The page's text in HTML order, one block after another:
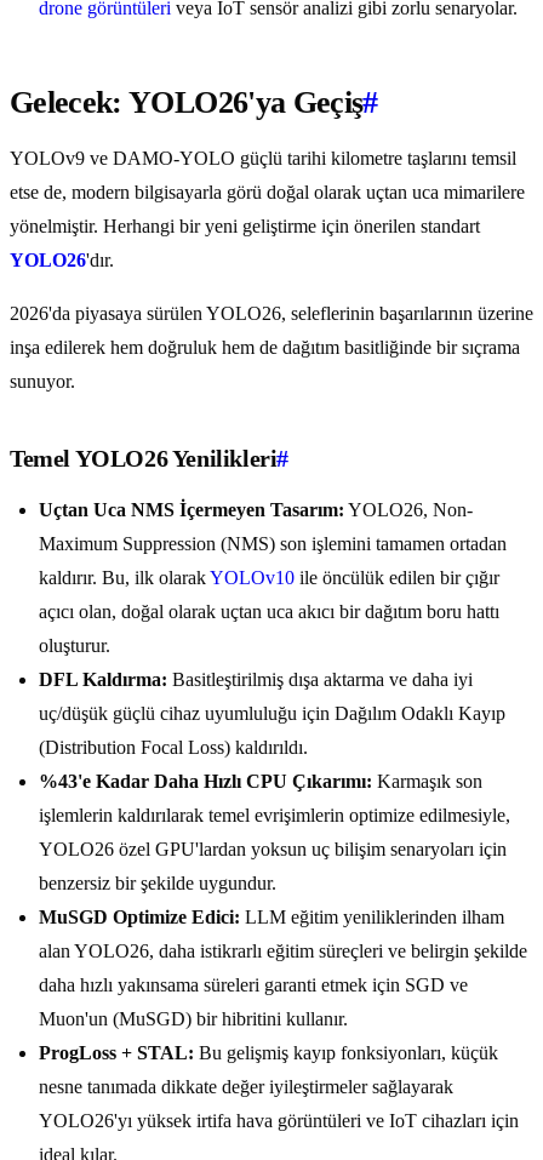
drone görüntüleri veya IoT sensör analizi gibi zorlu senaryolar.
Gelecek: YOLO26'ya Geçiş#
YOLOv9 ve DAMO-YOLO güçlü tarihi kilometre taşlarını temsil
etse de, modern bilgisayarla görü doğal olarak uçtan uca mimarilere
yönelmiştir. Herhangi bir yeni geliştirme için önerilen standart
YOLO26'dır.
2026'da piyasaya sürülen YOLO26, seleflerinin başarılarının üzerine
inşa edilerek hem doğruluk hem de dağıtım basitliğinde bir sıçrama
sunuyor.
Temel YOLO26 Yenilikleri#
Uçtan Uca NMS İçermeyen Tasarım: YOLO26, Non-
Maximum Suppression (NMS) son işlemini tamamen ortadan
kaldırır. Bu, ilk olarakYOLOv10 ile öncülük edilen bir çığır
açıcı olan, doğal olarak uçtan uca akıcı bir dağıtım boru hattı
oluşturur.
DFL Kaldırma: Basitleştirilmiş dışa aktarma ve daha iyi
uç/düşük güçlü cihaz uyumluluğu için Dağılım Odaklı Kayıp
(Distribution Focal Loss) kaldırıldı.
%43'e Kadar Daha Hızlı CPU Çıkarımı: Karmaşık son
işlemlerin kaldırılarak temel evrişimlerin optimize edilmesiyle,
YOLO26 özel GPU'lardan yoksun uç bilişim senaryoları için
benzersiz bir şekilde uygundur.
MuSGD Optimize Edici: LLM eğitim yeniliklerinden ilham
alan YOLO26, daha istikrarlı eğitim süreçleri ve belirgin şekilde
daha hızlı yakınsama süreleri garanti etmek için SGD ve
Muon'un (MuSGD) bir hibritini kullanır.
ProgLoss + STAL: Bu gelişmiş kayıp fonksiyonları, küçük
nesne tanımada dikkate değer iyileştirmeler sağlayarak
YOLO26'yı yüksek irtifa hava görüntüleri ve IoT cihazları için
ideal kılar.